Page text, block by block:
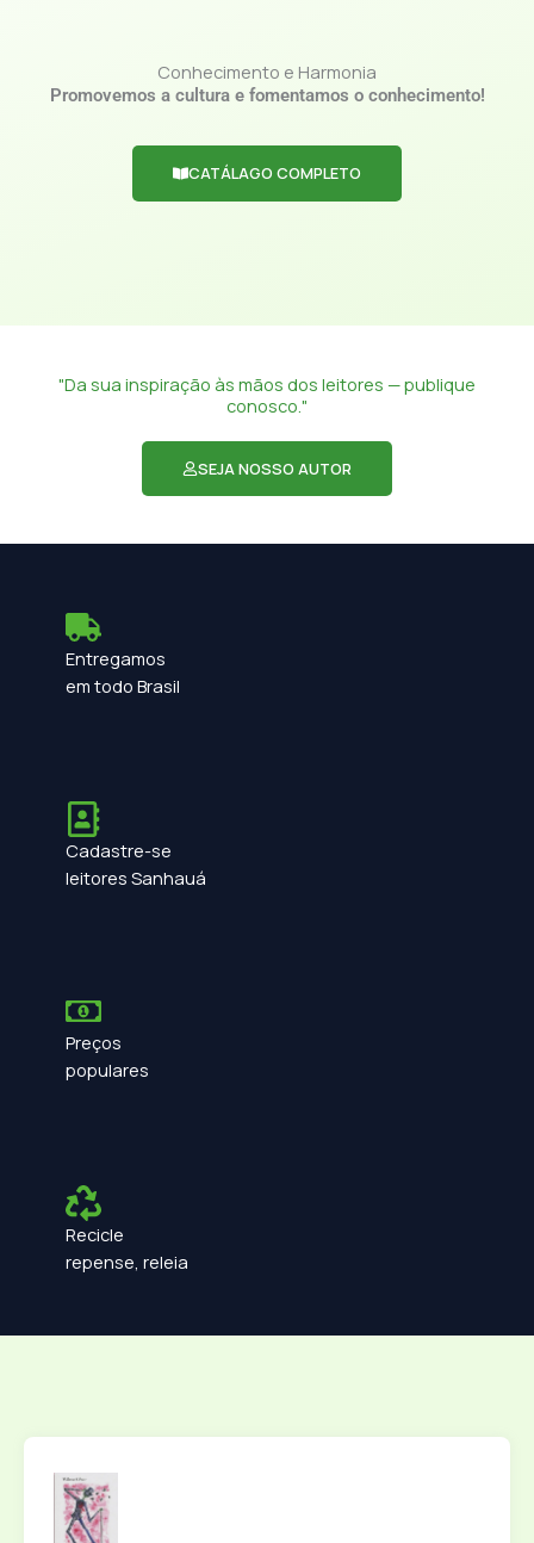
Conhecimento e Harmonia
Promovemos a cultura e fomentamos o conhecimento!
CATÁLAGO COMPLETO
"Da sua inspiração às mãos dos leitores — publique
conosco."
SEJA NOSSO AUTOR
Entregamos
em todo Brasil
Cadastre-se
leitores Sanhauá
Preços
populares
Recicle
repense, releia